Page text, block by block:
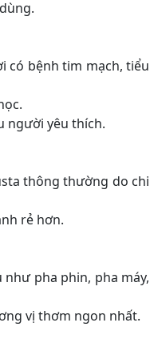
có bệnh tim mạch, tiểu
người yêu thích.
thông thường do chi
rẻ hơn.
như pha phin, pha máy,
vị thơm ngon nhất.